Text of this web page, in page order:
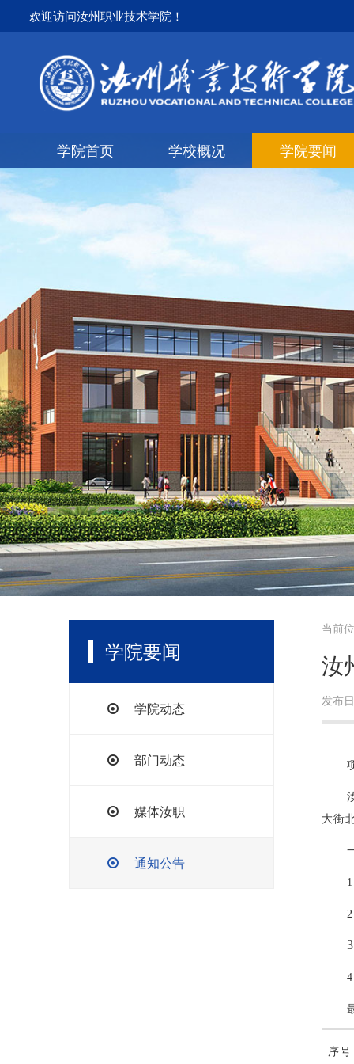
欢迎访问汝州职业技术学院！
学院首页 学校概况 学院要闻
学院要闻
学院动态
部门动态
媒体汝职
通知公告
当前
汝
发布
大街
1
2
3
4
序号